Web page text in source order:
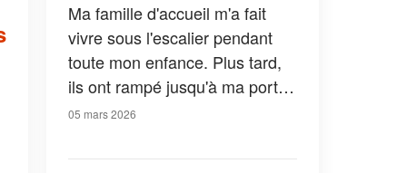
Ma famille d'accueil m'a fait
vivre sous l'escalier pendant
toute mon enfance. Plus tard,
ils ont rampé jusqu'à ma porte
à genoux
05 mars 2026